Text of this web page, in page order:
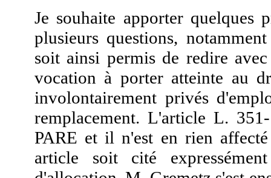
Je souhaite apporter quelques
plusieurs questions,
soit ainsi permis de redire
vocation à porter atteinte au
involontairement privés
remplacement. L'article L.
PARE et il n'est en rien
article soit cité